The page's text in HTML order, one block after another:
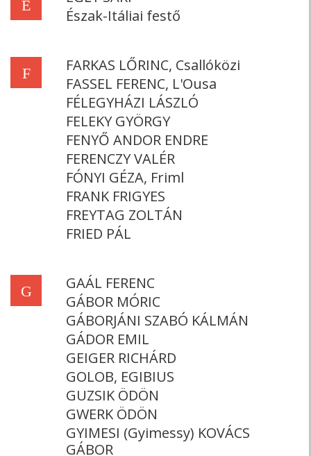
É
Észak-Itáliai festő
F
FARKAS LŐRINC, Csallóközi
FASSEL FERENC, L'Ousa
FÉLEGYHÁZI LÁSZLÓ
FELEKY GYÖRGY
FENYŐ ANDOR ENDRE
FERENCZY VALÉR
FÓNYI GÉZA, Friml
FRANK FRIGYES
FREYTAG ZOLTÁN
FRIED PÁL
G
GAÁL FERENC
GÁBOR MÓRIC
GÁBORJÁNI SZABÓ KÁLMÁN
GÁDOR EMIL
GEIGER RICHÁRD
GOLOB, EGIBIUS
GUZSIK ÖDÖN
GWERK ÖDÖN
GYIMESI (Gyimessy) KOVÁCS
GÁBOR